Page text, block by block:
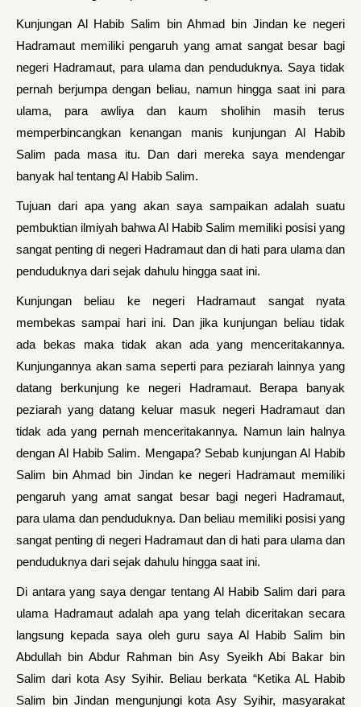
Kunjungan Al Habib Salim bin Ahmad bin Jindan ke negeri
Hadramaut memiliki pengaruh yang amat sangat besar bagi
negeri Hadramaut, para ulama dan penduduknya. Saya tidak
pernah berjumpa dengan beliau, namun hingga saat ini para
ulama, para awliya dan kaum sholihin masih terus
memperbincangkan kenangan manis kunjungan Al Habib
Salim pada masa itu. Dan dari mereka saya mendengar
banyak hal tentang Al Habib Salim.
Tujuan dari apa yang akan saya sampaikan adalah suatu
pembuktian ilmiyah bahwa Al Habib Salim memiliki posisi yang
sangat penting di negeri Hadramaut dan di hati para ulama dan
penduduknya dari sejak dahulu hingga saat ini.
Kunjungan beliau ke negeri Hadramaut sangat nyata
membekas sampai hari ini. Dan jika kunjungan beliau tidak
ada bekas maka tidak akan ada yang menceritakannya.
Kunjungannya akan sama seperti para peziarah lainnya yang
datang berkunjung ke negeri Hadramaut. Berapa banyak
peziarah yang datang keluar masuk negeri Hadramaut dan
tidak ada yang pernah menceritakannya. Namun lain halnya
dengan Al Habib Salim. Mengapa? Sebab kunjungan Al Habib
Salim bin Ahmad bin Jindan ke negeri Hadramaut memiliki
pengaruh yang amat sangat besar bagi negeri Hadramaut,
para ulama dan penduduknya. Dan beliau memiliki posisi yang
sangat penting di negeri Hadramaut dan di hati para ulama dan
penduduknya dari sejak dahulu hingga saat ini.
Di antara yang saya dengar tentang Al Habib Salim dari para
ulama Hadramaut adalah apa yang telah diceritakan secara
langsung kepada saya oleh guru saya Al Habib Salim bin
Abdullah bin Abdur Rahman bin Asy Syeikh Abi Bakar bin
Salim dari kota Asy Syihir. Beliau berkata “Ketika AL Habib
Salim bin Jindan mengunjungi kota Asy Syihir, masyarakat